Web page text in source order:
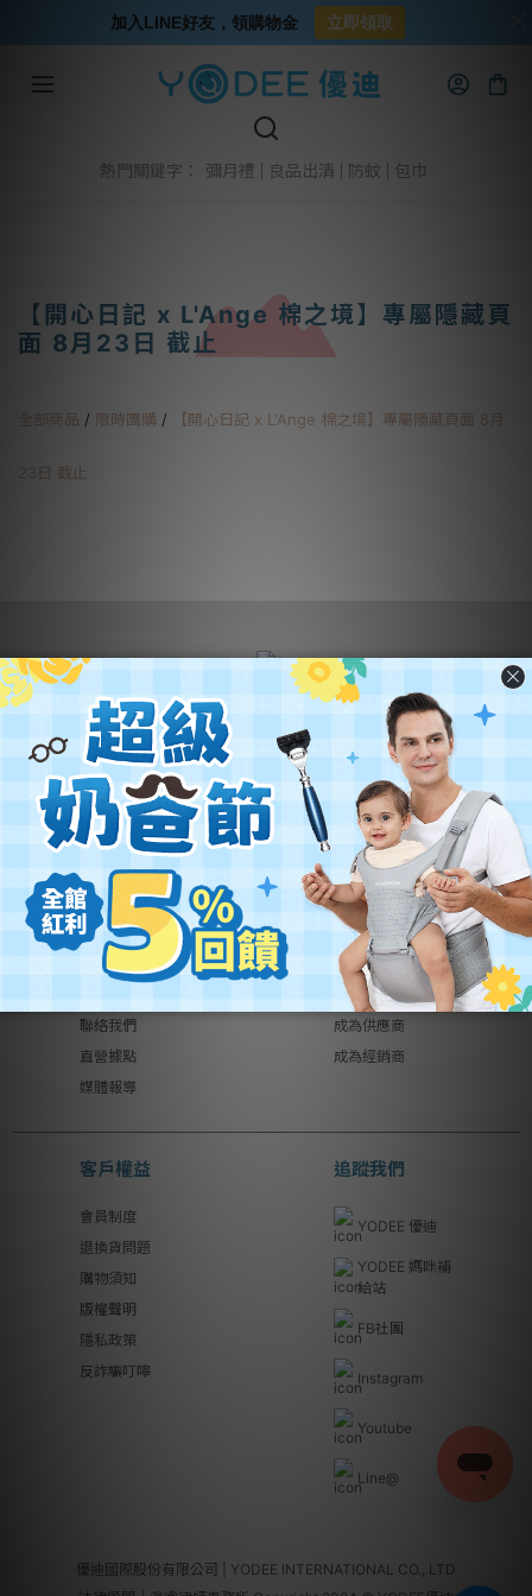
熱門關鍵字： 彌月禮 良品出清 防蚊 包巾
【開心日記 x L'Ange 棉之境】專屬隱藏頁
面 8月23日 截止
全部商品 / 限時團購 / 【開心日記 x L'Ange 棉之境】專屬隱藏頁面 8月
23日 截止
營業名稱：優迪國際股份有限公司
公司統編：54342742
公司地址：新北市汐止區新台五路一段102號21樓
客服電話：(02) 2696-1681
客服時間：週一至週五 9:00~18:00
關於優迪
關於我們
異業合作
聯絡我們
直營據點
媒體報導
銷售合作
品牌總覽
品牌代理
創作者募集
成為供應商
成為經銷商
客戶權益
會員制度
退換貨問題
購物須知
版權聲明
隱私政策
反詐騙叮嚀
追蹤我們
YODEE 優迪
YODEE 媽咪補
給站
FB社團
Instagram
Youtube
Line@
優迪國際股份有限公司 | YODEE INTERNATIONAL CO., LTD
加入LINE好友，領購物金 立即領取